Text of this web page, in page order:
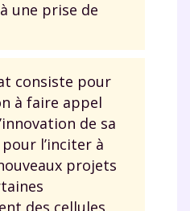
une prise de
consiste pour
à faire appel
de sa
l’inciter à
projets
des cellules